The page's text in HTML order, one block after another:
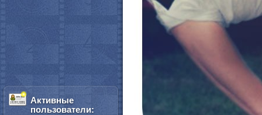
Активные
пользователи: